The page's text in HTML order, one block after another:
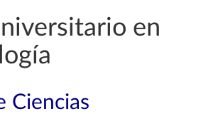
en
Ciencias